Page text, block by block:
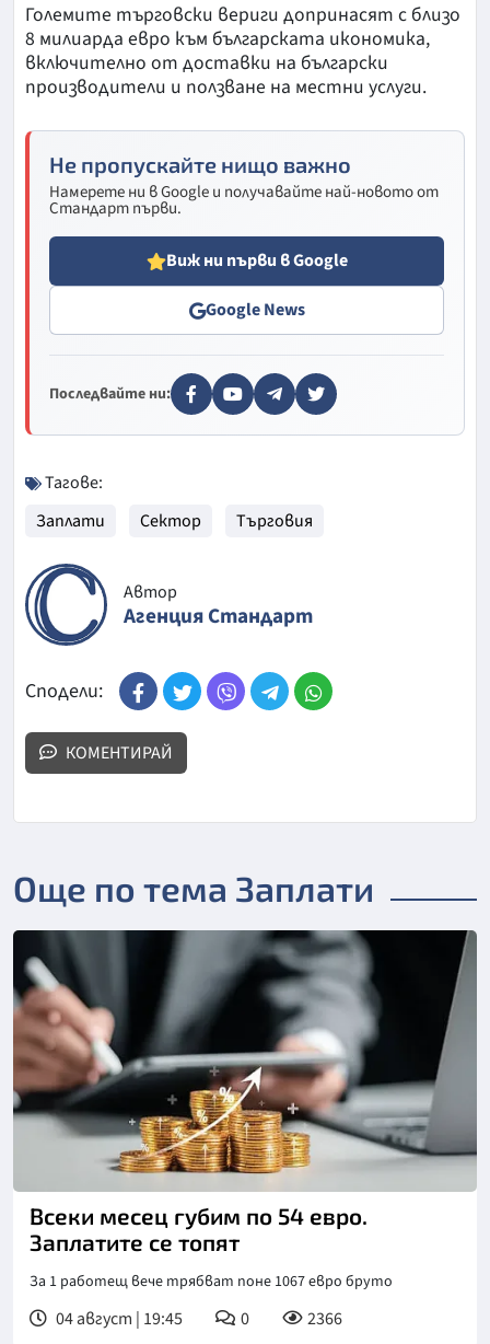
Големите търговски вериги допринасят с близо
8 милиарда евро към българската икономика,
включително от доставки на български
производители и ползване на местни услуги.
Не пропускайте нищо важно
Намерете ни в Google и получавайте най-новото от
Стандарт първи.
Виж ни първи в Google
Google News
Последвайте ни:
Тагове:
Заплати
Сектор Търговия
Автор
Агенция Стандарт
Сподели:
КОМЕНТИРАЙ
Още по тема Заплати
Всеки месец губим по 54 евро.
Заплатите се топят
За 1 работещ вече трябват поне 1067 евро бруто
04 август | 19:45 0 2366